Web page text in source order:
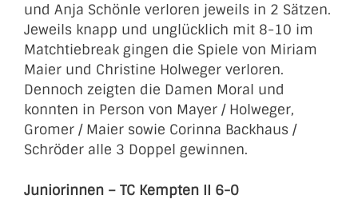
und Anja Schönle verloren jeweils in 2 Sätzen.
Jeweils knapp und unglücklich mit 8-10 im
Matchtiebreak gingen die Spiele von Miriam
Maier und Christine Holweger verloren.
Dennoch zeigten die Damen Moral und
konnten in Person von Mayer / Holweger,
Gromer / Maier sowie Corinna Backhaus /
Schröder alle 3 Doppel gewinnen.
Juniorinnen – TC Kempten II 6-0